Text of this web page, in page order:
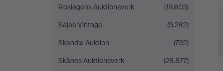
Roslagens Auktionsverk
(19.803)
Sajab Vintage
(9.282)
Skandia Auktion
(732)
Skånes Auktionsverk
(28.877)